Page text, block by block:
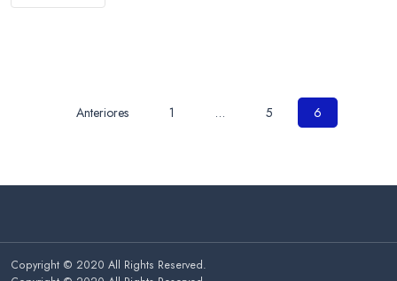
Paginación
Anteriores 1 … 5 6
Copyright © 2020 All Rights Reserved.